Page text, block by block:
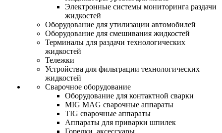
Электронные системы мониторинга раздачи
жидкостей
Оборудование для утилизации автомобилей
Оборудование для смешивания жидкостей
Терминалы для раздачи технологических
жидкостей
Тележки
Устройства для фильтрации технологических
жидкостей
Сварочное оборудование
Оборудование для контактной сварки
MIG MAG сварочные аппараты
TIG сварочные аппараты
Аппараты для приварки шпилек